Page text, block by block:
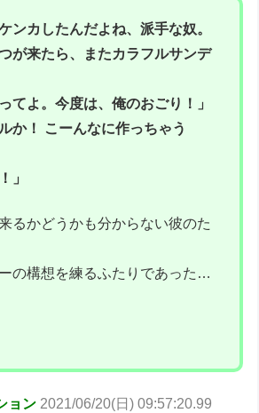
ンカしたんだよね、派手な奴。
が来たら、またカラフルサンデ
てよ。今度は、俺のおごり！」
か！ こーんなに作っちゃう
」
るかどうかも分からない彼のた
の構想を練るふたりであった…
ョン 2021/06/20(日) 09:57:20.99